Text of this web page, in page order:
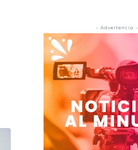
- Advertencia -